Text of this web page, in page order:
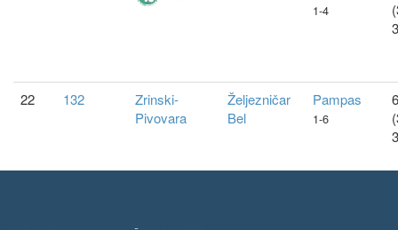
1-4
22 132
Zrinski-
Pivovara
Željezničar
Bel
Pampas
1-6